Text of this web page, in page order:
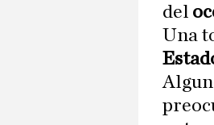
del
Una